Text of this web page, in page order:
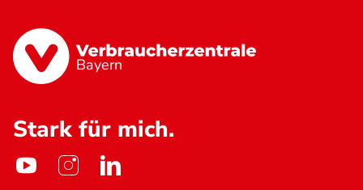
Bayern
Stark für mich.